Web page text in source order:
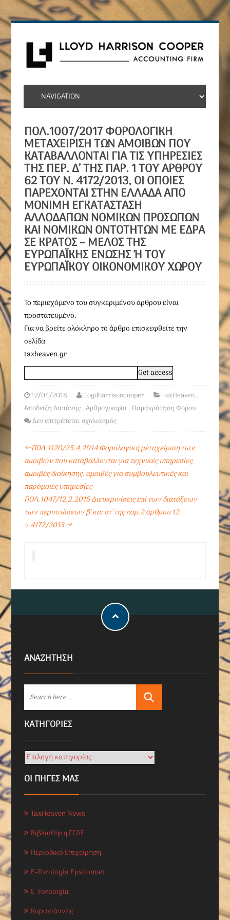
ΠΟΛ.1007/2017 ΦΟΡΟΛΟΓΙΚΉ
ΜΕΤΑΧΕΊΡΙΣΗ ΤΩΝ ΑΜΟΙΒΏΝ ΠΟΥ
ΚΑΤΑΒΆΛΛΟΝΤΑΙ ΓΙΑ ΤΙΣ ΥΠΗΡΕΣΊΕΣ
ΤΗΣ ΠΕΡ. Δ’ ΤΗΣ ΠΑΡ. 1 ΤΟΥ ΆΡΘΡΟΥ
62 ΤΟΥ Ν. 4172/2013, ΟΙ ΟΠΟΊΕΣ
ΠΑΡΈΧΟΝΤΑΙ ΣΤΗΝ ΕΛΛΆΔΑ ΑΠΌ
ΜΌΝΙΜΗ ΕΓΚΑΤΆΣΤΑΣΗ
ΑΛΛΟΔΑΠΏΝ ΝΟΜΙΚΏΝ ΠΡΟΣΏΠΩΝ
ΚΑΙ ΝΟΜΙΚΏΝ ΟΝΤΟΤΉΤΩΝ ΜΕ ΈΔΡΑ
ΣΕ ΚΡΆΤΟΣ – ΜΈΛΟΣ ΤΗΣ
ΕΥΡΩΠΑΪΚΉΣ ΈΝΩΣΗΣ Ή ΤΟΥ Ε
ΥΡΩΠΑΪΚΟΎ ΟΙΚΟΝΟΜΙΚΟΎ ΧΏΡΟΥ
To περιεχόμενο του συγκεριμένου άρθρου είναι
προστατευμένο.
Για να βρείτε ολόκληρο το άρθρο επισκεφθείτε την
σελίδα
taxheaven.gr
12/04/2018 lloydharrisoncooper TaxHeaven,
Αποδειξη Δαπάνης,Αρθρογραφία, Παρακράτηση Φορου
Δεν επιτρέπεται σχολιασμός
←ΠΟΛ.1120/25.4.2014 Φορολογική μεταχείριση των
αμοιβών που καταβάλλονται για τεχνικές υπηρεσίες,
αμοιβές διοίκησης, αμοιβές για συμβουλευτικές και
παρόμοιες υπηρεσίες
ΠΟΛ.1047/12.2.2015 Διευκρινίσεις επί των διατάξεων
των περιπτώσεων β’ και στ’ της παρ.2 άρθρου 12
ν.4172/2013→
ΑΝΑΖΗΤΗΣΗ
KΑΤΗΓΟΡΊΕΣ
ΟΙ ΠΗΓΕΣ ΜΑΣ
TaxHeaven News
Βιβλιοθήκη ΓΓΔΕ
Περιοδικό Επιχείρηση
E-Forologia Epsilonnet
E-Forologia
Καραγιάννης